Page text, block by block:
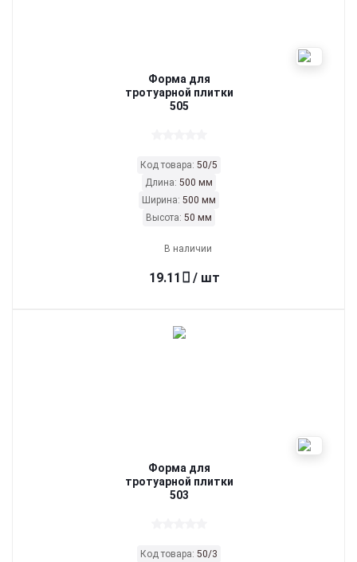
Форма для
тротуарной плитки
505
Код товара: 50/5
Длина: 500 мм
Ширина: 500 мм
Высота: 50 мм
В наличии
19.11 / шт
Форма для
тротуарной плитки
503
Код товара: 50/3